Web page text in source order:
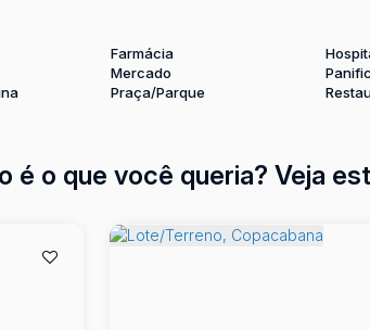
Farmácia
Mercado
Praça/Parque
é o que você queria? Veja